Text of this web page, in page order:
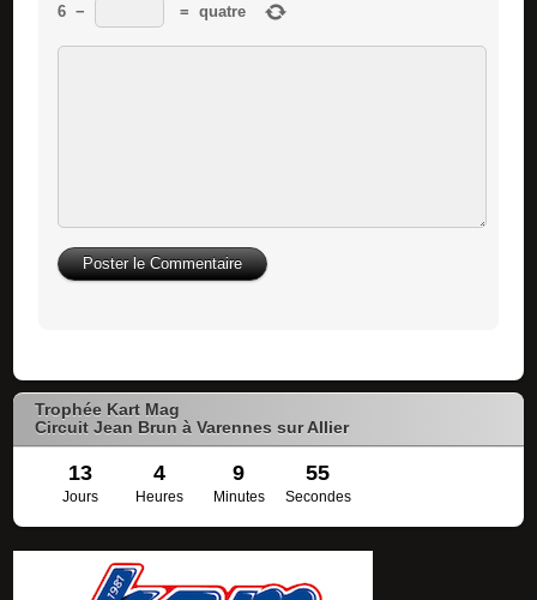
6 − = quatre
Trophée Kart Mag
Circuit Jean Brun à Varennes sur Allier
13 4 9 54
Jours Heures Minutes Secondes